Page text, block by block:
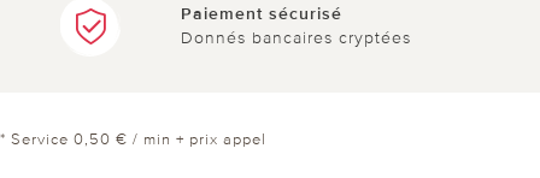
Paiement sécurisé
Donnés bancaires cryptées
* Service 0,50 € / min + prix appel